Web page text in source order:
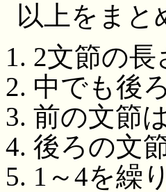
以上をまと
2文節の
中でも後
前の文節
後ろの文
1～4を繰